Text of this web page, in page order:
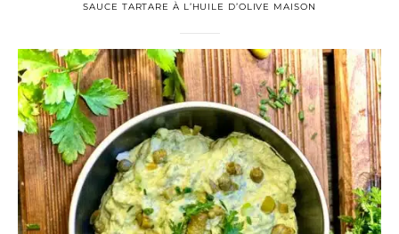
SAUCE TARTARE À L’HUILE D’OLIVE MAISON